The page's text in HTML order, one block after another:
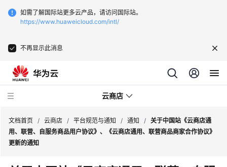
如需了解国际站更多云产品，请访问国际站。
https://www.huaweicloud.com/intl/
不再显示此消息
云商店
商
文档首页 / 云商店 / 平台规范与通知 / 通知 / 关于中国站《云商店通
用、联营、自服务商品用户协议》、《云商店通用、联营商品商家合作协议》
更新的通知